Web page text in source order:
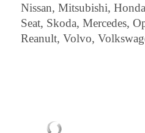
Nissan, Mitsubishi,
Seat, Skoda, Mercedes,
Reanult, Volvo,